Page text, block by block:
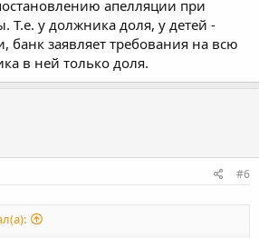
апелляции при
Т.е. у должника доля, у детей -
банк заявляет требования на всю
в ней только доля.
#6